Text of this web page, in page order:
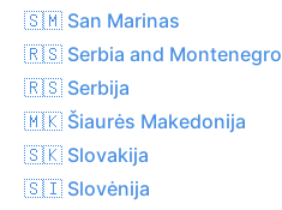
🇸🇲 San Marinas
🇷🇸 Serbia and Montenegro
🇷🇸 Serbija
🇲🇰 Šiaurės Makedonija
🇸🇰 Slovakija
🇸🇮 Slovėnija